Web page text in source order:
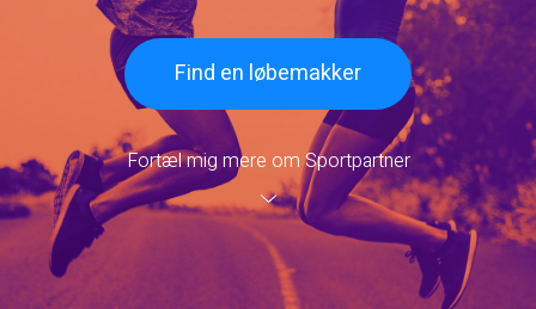
Find en løbemakker
Fortæl mig mere om Sportpartner